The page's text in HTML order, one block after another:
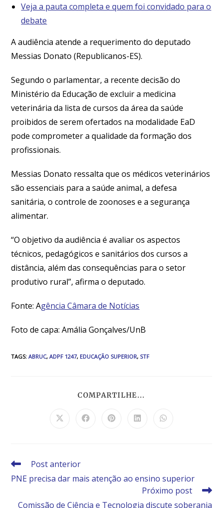
Veja a pauta completa e quem foi convidado para o
debate
A audiência atende a requerimento do deputado
Messias Donato (Republicanos-ES).
Segundo o parlamentar, a recente decisão do
Ministério da Educação de excluir a medicina
veterinária da lista de cursos da área da saúde
proibidos de serem ofertados na modalidade EaD
pode comprometer a qualidade da formação dos
profissionais.
Messias Donato ressalta que os médicos veterinários
são essenciais para a saúde animal, a defesa
sanitária, o controle de zoonoses e a segurança
alimentar.
“O objetivo da audiência é avaliar os aspectos
técnicos, pedagógicos e sanitários dos cursos a
distância, além das consequências para o setor
produtivo rural”, afirma o deputado.
Fonte: Agência Câmara de Notícias
Foto de capa: Amália Gonçalves/UnB
TAGS:ABRUC, ADPF 1247, EDUCAÇÃO SUPERIOR, STF
COMPARTILHE...
Post anterior
PNE precisa dar mais atenção ao ensino superior
Próximo post
Comissão de Ciência e Tecnologia discute soberania